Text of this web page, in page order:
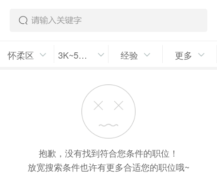
怀柔区 3K~5K/月 经验 更多
抱歉，没有找到符合您条件的职位！
放宽搜索条件也许有更多合适您的职位哦~